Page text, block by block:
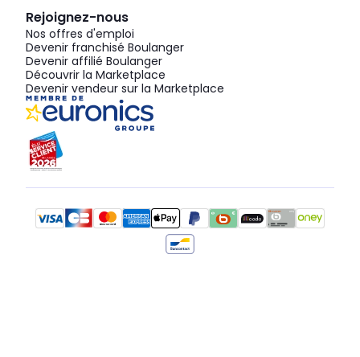
Rejoignez-nous
Nos offres d'emploi
Devenir franchisé Boulanger
Devenir affilié Boulanger
Découvrir la Marketplace
Devenir vendeur sur la Marketplace